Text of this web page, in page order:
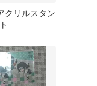
クリルスタン